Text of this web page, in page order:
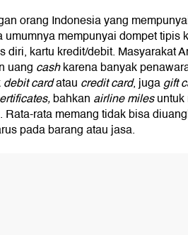
orang Indonesia yang
umumnya mempunyai dompet tipis
diri, kartu kredit/debit. Masyarakat
uang cashkarena banyak
debit cardatau credit card, jugagift
bahkan airline milesuntuk
Rata-rata memang tidak bisa
pada barang atau jasa.